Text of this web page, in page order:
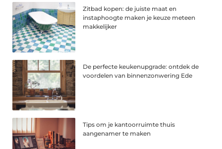
Zitbad kopen: de juiste maat en
instaphoogte maken je keuze meteen
makkelijker
De perfecte keukenupgrade: ontdek de
voordelen van binnenzonwering Ede
Tips om je kantoorruimte thuis
aangenamer te maken